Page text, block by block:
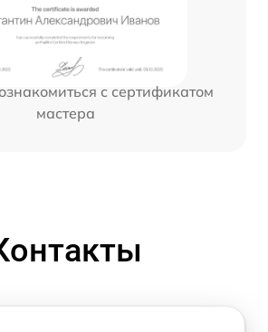
с сертификатом
мастера